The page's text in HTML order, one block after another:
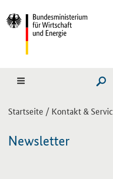
Sie sind hier:
Startseite / Kontakt &
Newsletter